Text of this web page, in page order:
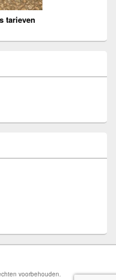
tarieven
voorbehouden.